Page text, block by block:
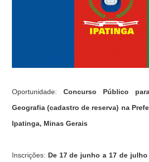
Oportunidade: Concurso Público
Geografia (cadastro de reserva) na
Ipatinga, Minas Gerais
Inscrições: De 17 de junho a 17 de